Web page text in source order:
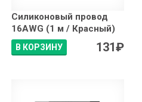
Силиконовый провод
16AWG (1 м / Красный)
В КОРЗИНУ 131₽